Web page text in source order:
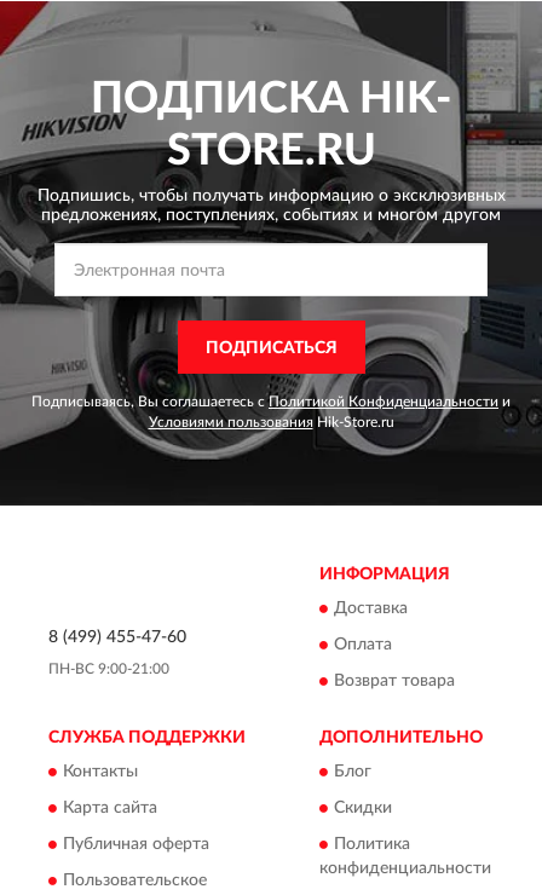
ПОДПИСКА HIK-
STORE.RU
Подпишись, чтобы получать информацию о эксклюзивных
предложениях, поступлениях, событиях и многом другом
ПОДПИСАТЬСЯ
Подписываясь, Вы соглашаетесь сПолитикой Конфиденциальности и
Условиями пользованияHik-Store.ru
8 (499) 455-47-60
ПН-ВС 9:00-21:00
ИНФОРМАЦИЯ
Доставка
Оплата
Возврат товара
СЛУЖБА ПОДДЕРЖКИ
Контакты
Карта сайта
Публичная оферта
Пользовательское
ДОПОЛНИТЕЛЬНО
Блог
Скидки
Политика
конфиденциальности